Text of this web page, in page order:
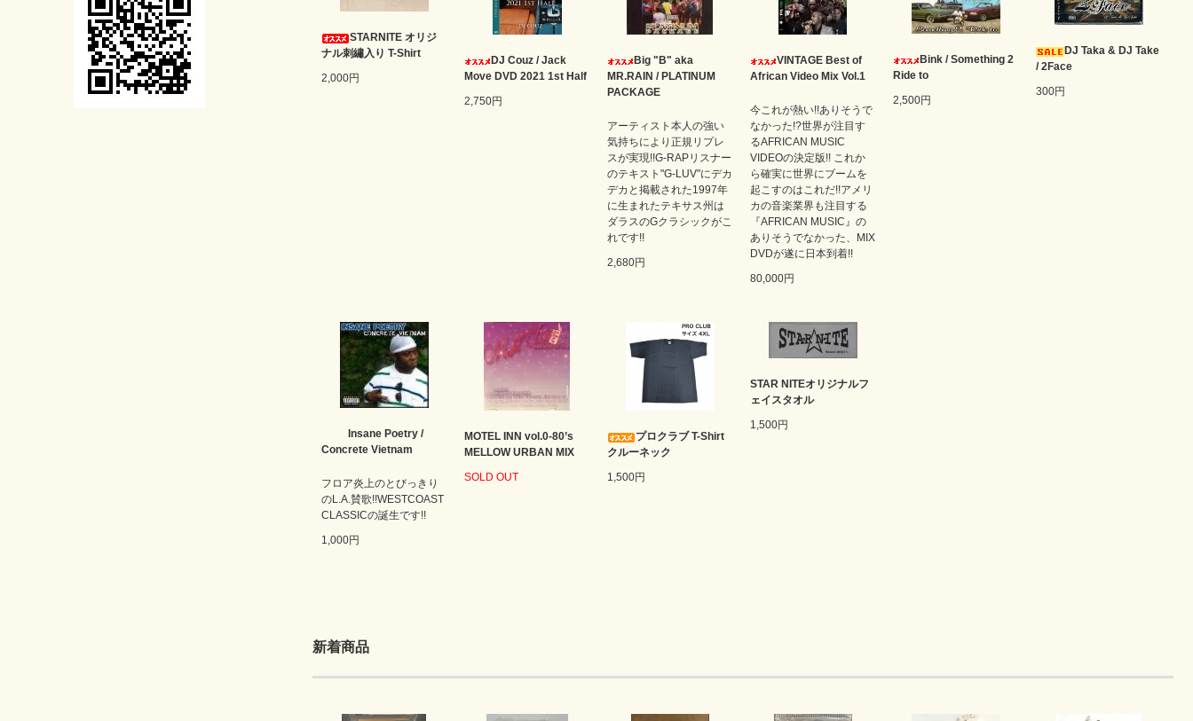
STARNITE オリジ
ナル刺繡入り T-Shirt
2,000円
DJ Couz / Jack
Move DVD 2021 1st Half
2,750円
Big "B" aka
MR.RAIN / PLATINUM
PACKAGE
アーティスト本人の強い
気持ちにより正規リプレ
スが実現!!G-RAPリスナー
のテキスト"G-LUV"にデカ
デカと掲載された1997年
に生まれたテキサス州は
ダラスのGクラシックがこ
れです!!
2,680円
VINTAGE Best of
African Video Mix Vol.1
今これが熱い!!ありそうで
なかった!?世界が注目す
るAFRICAN MUSIC
VIDEOの決定版!! これか
ら確実に世界にブームを
起こすのはこれだ!!アメリ
カの音楽業界も注目する
『AFRICAN MUSIC』の
ありそうでなかった、MIX
DVDが遂に日本到着!!
80,000円
Bink / Something 2
Ride to
2,500円
DJ Taka & DJ Take
/ 2Face
300円
Insane Poetry /
Concrete Vietnam
フロア炎上のとびっきり
のL.A.賛歌!!WESTCOAST
CLASSICの誕生です!!
1,000円
MOTEL INN vol.0-80’s
MELLOW URBAN MIX
SOLD OUT
プロクラブ T-Shirt
クルーネック
1,500円
STAR NITEオリジナルフ
ェイスタオル
1,500円
新着商品